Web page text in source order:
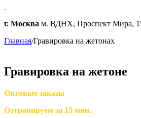
г. Москва м. ВДНХ, Проспект Мира,
Главная/Гравировка на жетонах
Гравировка на жетоне
Оптовые заказы
Отгравируем за 15 мин.